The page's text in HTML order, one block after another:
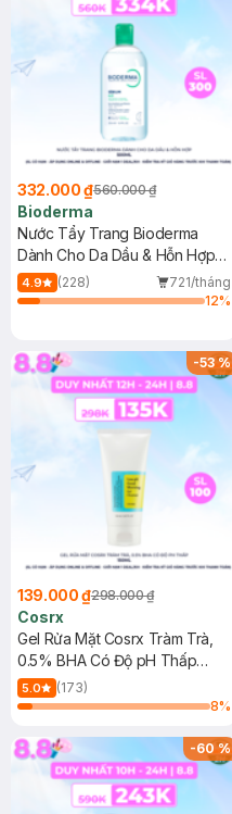
332.000 ₫560.000 ₫
Bioderma
Nước Tẩy Trang Bioderma
Dành Cho Da Dầu & Hỗn Hợp
500ml
4.9 (228)
721/tháng
12%
-53%
139.000 ₫298.000 ₫
Cosrx
Gel Rửa Mặt Cosrx Tràm Trà,
0.5% BHA Có Độ pH Thấp
150ml
5.0
(173)
8%
-60%